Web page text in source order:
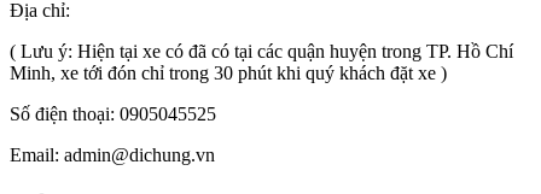
Địa chỉ:
( Lưu ý: Hiện tại xe có đã có tại các quận huyện trong TP. Hồ Chí
Minh, xe tới đón chỉ trong 30 phút khi quý khách đặt xe )
Số điện thoại: 0905045525
Email: admin@dichung.vn